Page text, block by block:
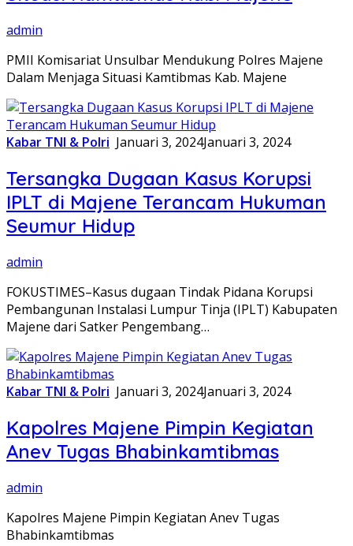
admin
PMII Komisariat Unsulbar Mendukung Polres Majene
Dalam Menjaga Situasi Kamtibmas Kab. Majene
Kabar TNI & Polri Januari 3, 2024Januari 3, 2024
Tersangka Dugaan Kasus Korupsi
IPLT di Majene Terancam Hukuman
Seumur Hidup
admin
FOKUSTIMES–Kasus dugaan Tindak Pidana Korupsi
Pembangunan Instalasi Lumpur Tinja (IPLT) Kabupaten
Majene dari Satker Pengembang…
Kabar TNI & Polri Januari 3, 2024Januari 3, 2024
Kapolres Majene Pimpin Kegiatan
Anev Tugas Bhabinkamtibmas
admin
Kapolres Majene Pimpin Kegiatan Anev Tugas
Bhabinkamtibmas